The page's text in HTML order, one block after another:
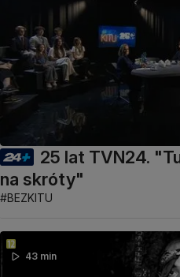
25 lat TVN24.
na skróty"
#BEZKITU
43 min